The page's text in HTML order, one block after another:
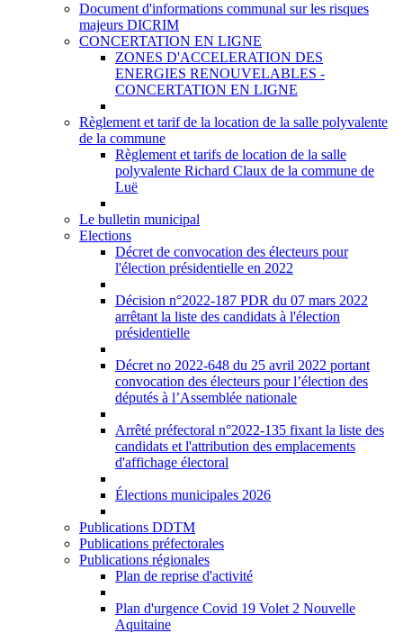
Document d'informations communal sur les risques
majeurs DICRIM
CONCERTATION EN LIGNE
ZONES D'ACCELERATION DES
ENERGIES RENOUVELABLES -
CONCERTATION EN LIGNE
Règlement et tarif de la location de la salle polyvalente
de la commune
Règlement et tarifs de location de la salle
polyvalente Richard Claux de la commune de
Luë
Le bulletin municipal
Elections
Décret de convocation des électeurs pour
l'élection présidentielle en 2022
Décision n°2022-187 PDR du 07 mars 2022
arrêtant la liste des candidats à l'élection
présidentielle
Décret no 2022-648 du 25 avril 2022 portant
convocation des électeurs pour l’élection des
députés à l’Assemblée nationale
Arrêté préfectoral n°2022-135 fixant la liste des
candidats et l'attribution des emplacements
d'affichage électoral
Élections municipales 2026
Publications DDTM
Publications préfectorales
Publications régionales
Plan de reprise d'activité
Plan d'urgence Covid 19 Volet 2 Nouvelle
Aquitaine